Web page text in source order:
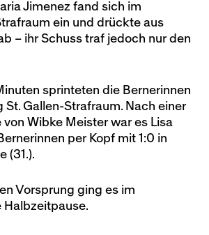
Jimenez fand sich im
ein und drückte aus
– ihr Schuss traf jedoch nur den
sprinteten die Bernerinnen
St. Gallen-Strafraum. Nach einer
von Wibke Meister war es Lisa
per Kopf mit 1:0 in
(31.).
Vorsprung ging es im
Halbzeitpause.